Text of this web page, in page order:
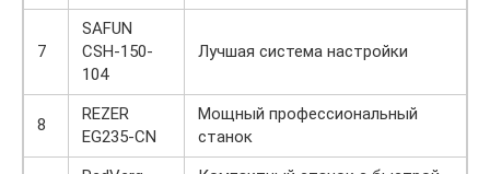
7
SAFUN
CSH-150-
104
Лучшая система настройки
8
REZER
EG235-CN
Мощный профессиональный
станок